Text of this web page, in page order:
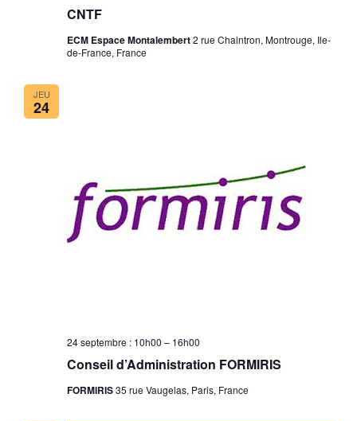
CNTF
ECM Espace Montalembert2 rue Chaintron, Montrouge, Ile-
de-France, France
JEU
24
Conseil d’Administration FORMIRIS
24 septembre : 10h00 – 16h00
FORMIRIS35 rue Vaugelas, Paris, France